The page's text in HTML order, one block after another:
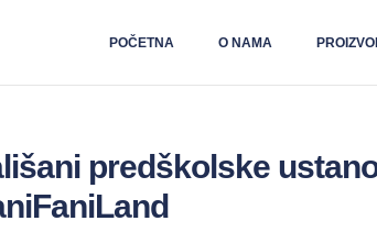
POČETNA O NAMA
predškolske